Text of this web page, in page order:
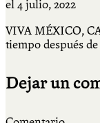
el 4 julio, 2022
VIVA MÉXICO,
tiempo después
Dejar un